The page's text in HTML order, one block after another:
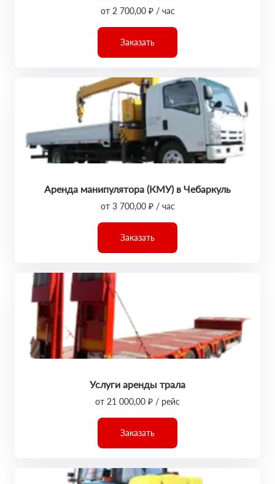
от 2 700,00 ₽ / час
Заказать
Аренда манипулятора (КМУ) в Чебаркуль
от 3 700,00 ₽ / час
Заказать
Услуги аренды трала
от 21 000,00 ₽ / рейс
Заказать